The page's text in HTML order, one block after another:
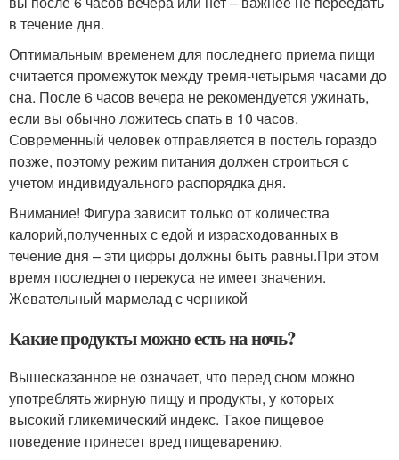
в течение дня.
Оптимальным временем для последнего приема пищи
считается промежуток между тремя-четырьмя часами до
сна. После 6 часов вечера не рекомендуется ужинать,
если вы обычно ложитесь спать в 10 часов.
Современный человек отправляется в постель гораздо
позже, поэтому режим питания должен строиться с
учетом индивидуального распорядка дня.
Внимание! Фигура зависит только от количества
калорий,полученных с едой и израсходованных в
течение дня – эти цифры должны быть равны.При этом
время последнего перекуса не имеет значения.
Жевательный мармелад с черникой
Какие продукты можно есть на ночь?
Вышесказанное не означает, что перед сном можно
употреблять жирную пищу и продукты, у которых
высокий гликемический индекс. Такое пищевое
поведение принесет вред пищеварению.